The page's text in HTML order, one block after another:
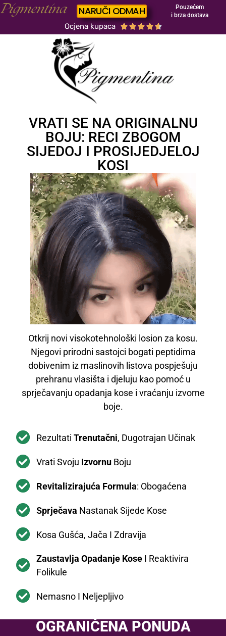
NARUČI ODMAH
Pouzećem
i brza dostava
Ocjena kupaca     
VRATI SE NA ORIGINALNU
BOJU: RECI ZBOGOM
SIJEDOJ I PROSIJEDJELOJ
KOSI
Otkrij novi visokotehnološki losion za kosu.
Njegovi prirodni sastojci bogati peptidima
dobivenim iz maslinovih listova pospješuju
prehranu vlasišta i djeluju kao pomoć u
sprječavanju opadanja kose i vraćanju izvorne
boje.
Rezultati Trenutačni, Dugotrajan Učinak
Vrati Svoju Izvornu Boju
Revitalizirajuća Formula: Obogaćena
Sprječava Nastanak Sijede Kose
Kosa Gušća, Jača I Zdravija
Zaustavlja Opadanje Kose I Reaktivira
Folikule
Nemasno I Neljepljivo
OGRANIČENA PONUDA